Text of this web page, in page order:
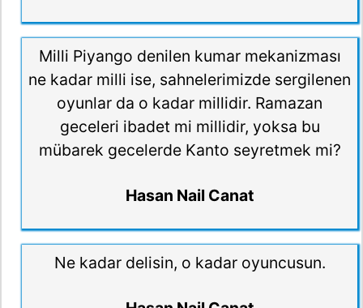
Milli Piyango denilen kumar mekanizması
ne kadar milli ise, sahnelerimizde sergilenen
oyunlar da o kadar millidir. Ramazan
geceleri ibadet mi millidir, yoksa bu
mübarek gecelerde Kanto seyretmek mi?
Hasan Nail Canat
Ne kadar delisin, o kadar oyuncusun.